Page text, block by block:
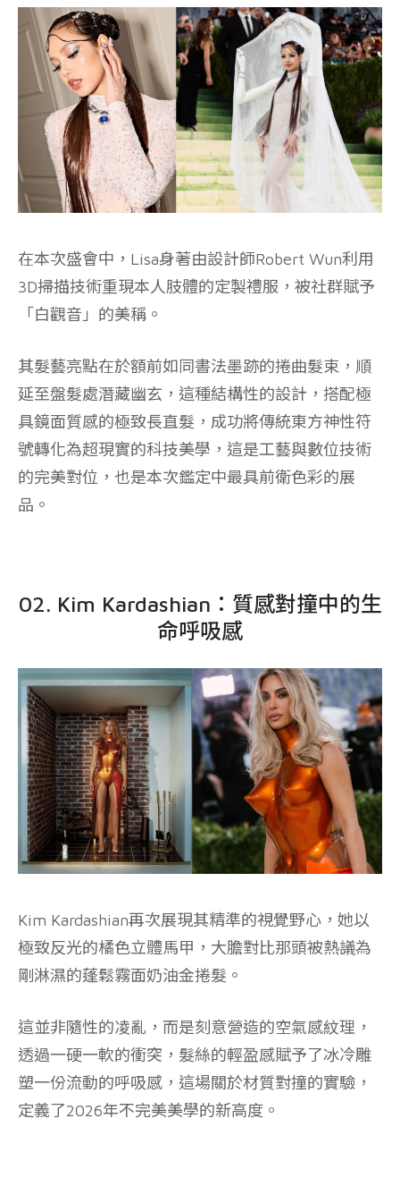
在本次盛會中，Lisa身著由設計師Robert Wun利用
3D掃描技術重現本人肢體的定製禮服，被社群賦予
「白觀音」的美稱。
其髮藝亮點在於額前如同書法墨跡的捲曲髮束，順
延至盤髮處潛藏幽玄，這種結構性的設計，搭配極
具鏡面質感的極致長直髮，成功將傳統東方神性符
號轉化為超現實的科技美學，這是工藝與數位技術
的完美對位，也是本次鑑定中最具前衛色彩的展
品。
02. Kim Kardashian：質感對撞中的生
命呼吸感
Kim Kardashian再次展現其精準的視覺野心，她以
極致反光的橘色立體馬甲，大膽對比那頭被熱議為
剛淋濕的蓬鬆霧面奶油金捲髮。
這並非隨性的凌亂，而是刻意營造的空氣感紋理，
透過一硬一軟的衝突，髮絲的輕盈感賦予了冰冷雕
塑一份流動的呼吸感，這場關於材質對撞的實驗，
定義了2026年不完美美學的新高度。